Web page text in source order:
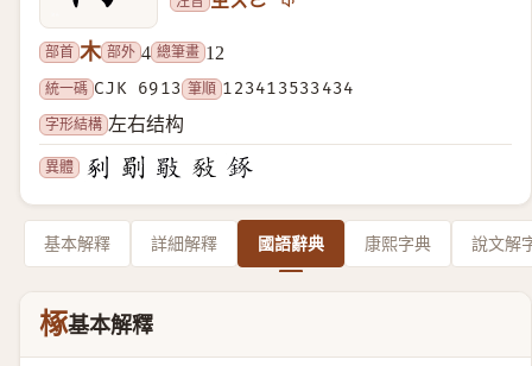
部首 木 部外 4 總筆畫 12
統一碼 CJK 6913 筆順 123413533434
字形結構 左右结构
異體
基本解釋 詳細解釋 國語辭典 康熙字典 說文解
椓基本解釋